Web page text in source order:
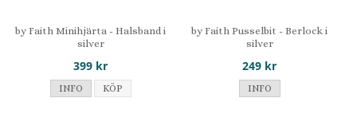
by Faith Minihjärta - Halsband i
silver
399 kr
INFO KÖP
by Faith Pusselbit - Berlock i
silver
249 kr
INFO